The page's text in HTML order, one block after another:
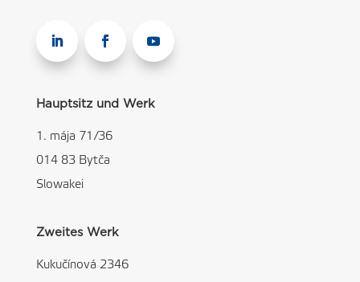
Hauptsitz und Werk
1. mája 71/36
014 83 Bytča
Slowakei
Zweites Werk
Kukučínová 2346